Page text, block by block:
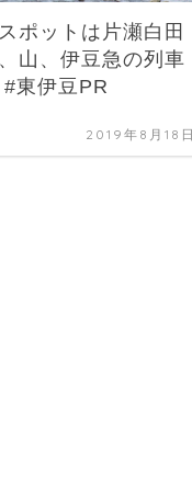
ポットは片瀬白田
山、伊豆急の列車
東伊豆PR
2019年8月18